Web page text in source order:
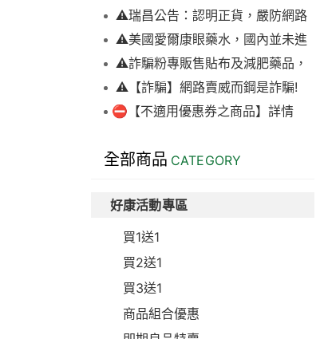
⚠️瑞昌公告：認明正貨，嚴防網路
詐騙⚠️美國愛爾康眼藥水，國內並未進
口販售
⚠️詐騙粉專販售貼布及減肥藥品，
請勿上當，請查明來源! 非瑞昌藥局
販售!
⚠️【詐騙】網路賣威而鋼是詐騙!
⛔【不適用優惠券之商品】詳情
全部商品 CATEGORY
好康活動專區
買1送1
買2送1
買3送1
商品組合優惠